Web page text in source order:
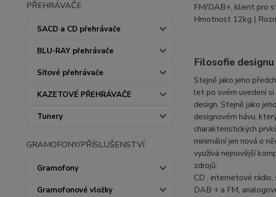
PŘEHRÁVAČE
SACD a CD přehrávače
BLU-RAY přehrávače
Síťové přehrávače
KAZETOVÉ PŘEHRÁVAČE
Tunery
GRAMOFONY/PŘÍSLUŠENSTVÍ
Gramofony
Gramofonové vložky
FM/DAB+, klient pro
Hmotnost 12kg |
Filosofie designu
Stejně jako jeho
let po svém uvedení si
design. Stejně jako
designovém hávu,
charakteristických
minimální jen nová o
využívá nejnovější
zdrojů:
CD , internetové
DAB + a FM,